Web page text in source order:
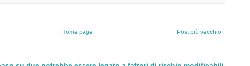
Post più vecchio
Home page